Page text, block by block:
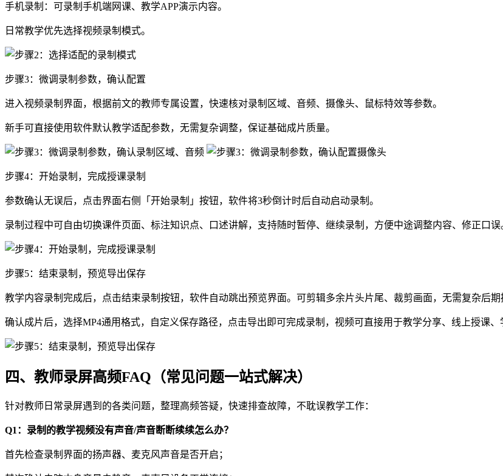
手机录制：可录制手机端网课、教学APP演示内容。
日常教学优先选择视频录制模式。
步骤3：微调录制参数，确认配置
进入视频录制界面，根据前文的教师专属设置，快速核对录制区域、音频、摄像头、鼠标特效等参数。
新手可直接使用软件默认教学适配参数，无需复杂调整，保证基础成片质量。
步骤4：开始录制，完成授课录制
参数确认无误后，点击界面右侧「开始录制」按钮，软件将3秒倒计时后自动启动录制。
录制过程中可自由切换课件页面、标注知识点、口述讲解，支持随时暂停、继续录制，方便中途调整内容、修正口误
步骤5：结束录制，预览导出保存
教学内容录制完成后，点击结束录制按钮，软件自动跳出预览界面。可剪辑多余片头片尾、裁剪画面，无需复杂后期
确认成片后，选择MP4通用格式，自定义保存路径，点击导出即可完成录制，视频可直接用于教学分享、线上授课、
四、教师录屏高频FAQ（常见问题一站式解决）
针对教师日常录屏遇到的各类问题，整理高频答疑，快速排查故障，不耽误教学工作：
Q1：录制的教学视频没有声音/声音断断续续怎么办？
首先检查录制界面的扬声器、麦克风声音是否开启；